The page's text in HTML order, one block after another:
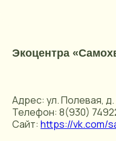
Экоцентра
Адрес: ул. Полевая,
Телефон: 8(930)
Сайт: https://vk.com/